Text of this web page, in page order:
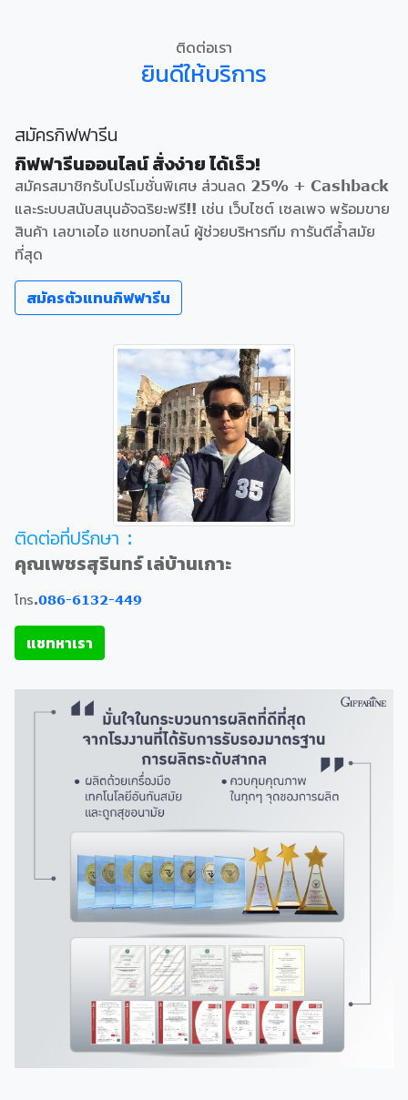
ติดต่อเรา
ยินดีให้บริการ
สมัครกิฟฟารีน
กิฟฟารีนออนไลน์ สั่งง่าย ได้เร็ว!
สมัครสมาชิกรับโปรโมชั่นพิเศษ ส่วนลด 25% + Cashback
และระบบสนับสนุนอัจฉริยะฟรี!! เช่น เว็บไซต์ เซลเพจ พร้อมขาย
สินค้า เลขาเอไอ แชทบอทไลน์ ผู้ช่วยบริหารทีม การันตีล้ำสมัย
ที่สุด
สมัครตัวแทนกิฟฟารีน
ติดต่อที่ปรึกษา :
คุณเพชรสุรินทร์ เล่บ้านเกาะ
โทร.086-6132-449
แชทหาเรา